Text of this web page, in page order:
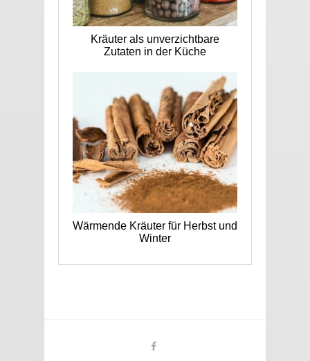
Kräuter als unverzichtbare
Zutaten in der Küche
Wärmende Kräuter für Herbst und
Winter